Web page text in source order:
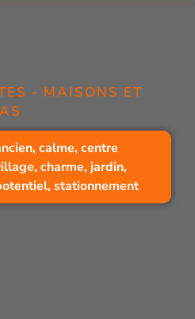
- MAISONS ET
,calme,centre
,charme,jardin,
,stationnement